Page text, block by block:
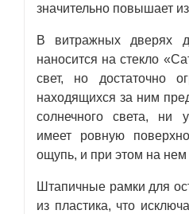
значительно повышает
В витражных дверях
наносится на стекло
свет, но достаточно
находящихся за ним
солнечного света, ни
имеет ровную
ощупь, и при этом на нем
Штапичные рамки для
из пластика, что